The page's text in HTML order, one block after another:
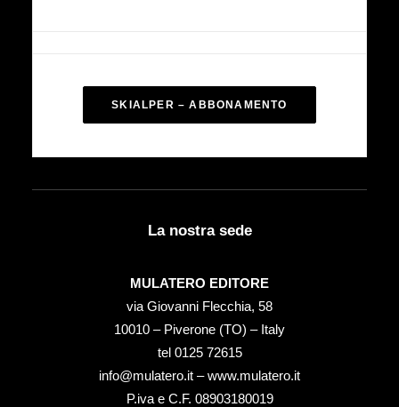
SKIALPER – ABBONAMENTO
La nostra sede
MULATERO EDITORE
via Giovanni Flecchia, 58
10010 – Piverone (TO) – Italy
tel ‭0125 72615‬
info@mulatero.it –www.mulatero.it
P.iva e C.F. 08903180019